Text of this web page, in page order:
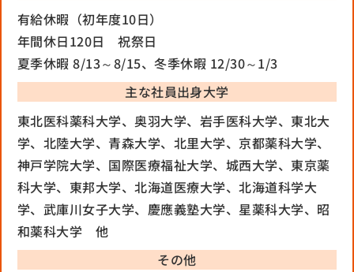
有給休暇（初年度10日）
年間休日120日 祝祭日
夏季休暇 8/13～8/15、冬季休暇 12/30～1/3
主な社員出身大学
東北医科薬科大学、奥羽大学、岩手医科大学、東北大
学、北陸大学、青森大学、北里大学、京都薬科大学、
神戸学院大学、国際医療福祉大学、城西大学、東京薬
科大学、東邦大学、北海道医療大学、北海道科学大
学、武庫川女子大学、慶應義塾大学、星薬科大学、昭
和薬科大学 他
その他